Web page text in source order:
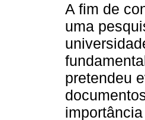
A fim de
uma
pretendeu